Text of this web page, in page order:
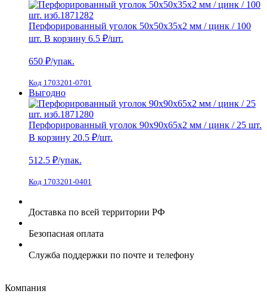
Перфорированный уголок 50х50х35х2 мм / цинк / 100
шт. В корзину 6.5 ₽/шт.
650 ₽/упак.
Код 1703201-0701
Выгодно
Перфорированный уголок 90х90х65х2 мм / цинк / 25 шт.
В корзину 20.5 ₽/шт.
512.5 ₽/упак.
Код 1703201-0401
Доставка по всей территории РФ
Безопасная оплата
Служба поддержки по почте и телефону
Компания